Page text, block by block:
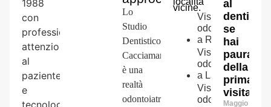
1988
con
professionalità,
attenzione
al
paziente
e
tecnologie
Lo
Studio
Dentistico
Cacciamani
è una
realtà
odontoiatrica
vicine.
Visita
odontoiatrica
a Rho
Visita
odontoiatrica
a Lainate
Visita
odontoiatrica
al
dentista
se
hai
paura
della
prima
visita
Maggio